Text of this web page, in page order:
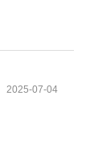
2025-07-04